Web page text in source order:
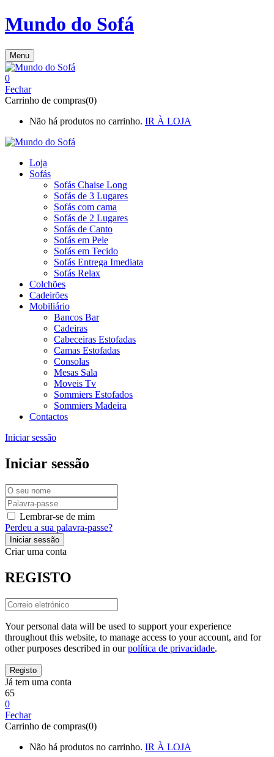
Mundo do Sofá
Menu
0
Fechar
Carrinho de compras(0)
Não há produtos no carrinho. IR À LOJA
Loja
Sofás
Sofás Chaise Long
Sofás de 3 Lugares
Sofás com cama
Sofás de 2 Lugares
Sofás de Canto
Sofás em Pele
Sofás em Tecido
Sofás Entrega Imediata
Sofás Relax
Colchões
Cadeirões
Mobiliário
Bancos Bar
Cadeiras
Cabeceiras Estofadas
Camas Estofadas
Consolas
Mesas Sala
Moveis Tv
Sommiers Estofados
Sommiers Madeira
Contactos
Iniciar sessão
Iniciar sessão
Lembrar-se de mim
Perdeu a sua palavra-passe?
Criar uma conta
REGISTO
Your personal data will be used to support your experience
throughout this website, to manage access to your account, and for
other purposes described in ourpolítica de privacidade.
Já tem uma conta
65
0
Fechar
Carrinho de compras(0)
Não há produtos no carrinho. IR À LOJA